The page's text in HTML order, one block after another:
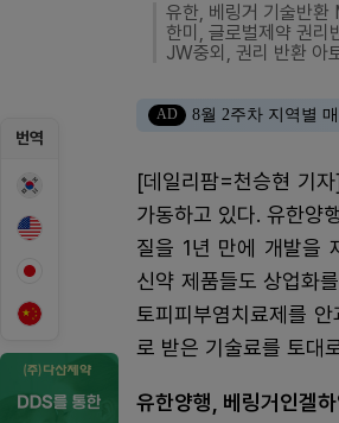
번역
유한, 베링거 기술반환
한미, 글로벌제약 권리
JW중외, 권리 반환 아
AD 8월 2주차 지역별
[데일리팜=천승현 기
가동하고 있다. 유한양
질을 1년 만에 개발을
신약 제품들도 상업화
토피피부염치료제를
로 받은 기술료를 토대
유한양행, 베링거인겔